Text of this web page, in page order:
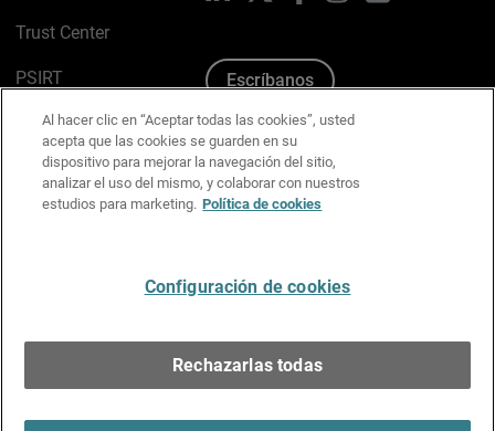
Trust Center
PSIRT
Política de cookies
Política de privacidad
Kit de medios y marca
Escríbanos
Al hacer clic en “Aceptar todas las cookies”, usted
acepta que las cookies se guarden en su
dispositivo para mejorar la navegación del sitio,
analizar el uso del mismo, y colaborar con nuestros
estudios para marketing. Política de cookies
Configuración de cookies
Rechazarlas todas